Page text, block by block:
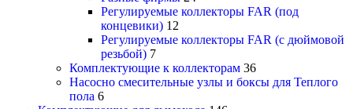
Регулируемые коллекторы FAR (под
концевики) 12
Регулируемые коллекторы FAR (с дюймовой
резьбой) 7
Комплектующие к коллекторам 36
Насосно смесительные узлы и боксы для Теплого
пола 6